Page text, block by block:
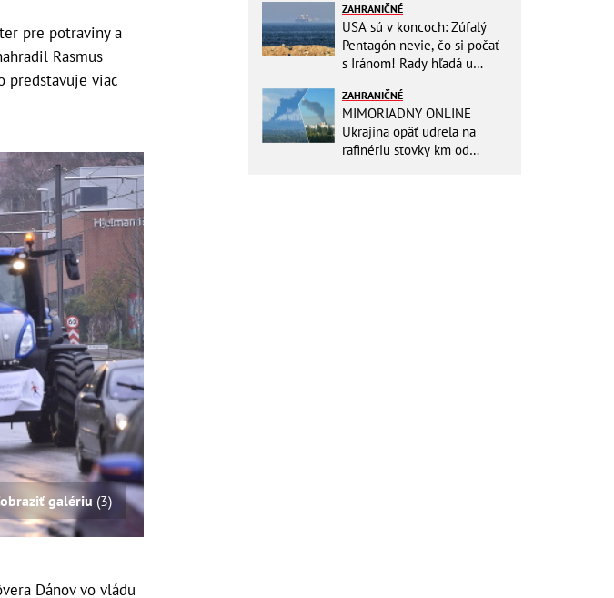
pre potraviny a
Rasmus
predstavuje viac
galériu (3)
Dánov vo vládu
ZAHRANIČNÉ
USA sú v koncoch: Zúfalý
Pentagón nevie, čo si počať
s Iránom! Rady hľadá u
ZAHRANIČNÉ
MIMORIADNY ONLINE
Ukrajina opäť udrela na
rafinériu stovky km od